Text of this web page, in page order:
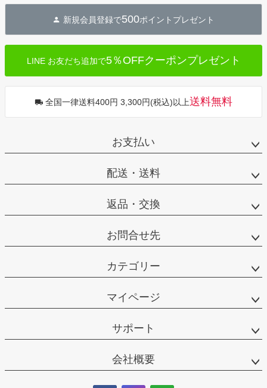
新規会員登録で500ポイントプレゼント
LINE お友だち追加で5％OFFクーポンプレゼント
全国一律送料400円 3,300円(税込)以上送料無料
お支払い
配送・送料
返品・交換
お問合せ先
カテゴリー
マイページ
サポート
会社概要